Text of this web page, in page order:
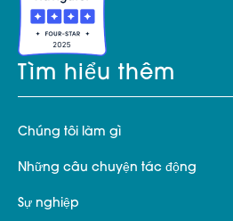
Tìm hiểu thêm
Chúng tôi làm gì
Những câu chuyện tác động
Sự nghiệp